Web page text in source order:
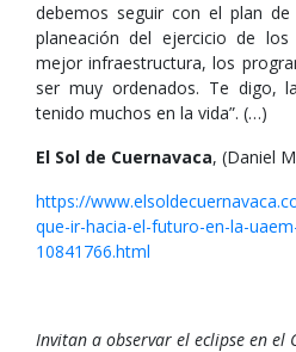
debemos seguir con el plan
planeación del ejercicio de
mejor infraestructura, los
ser muy ordenados. Te digo,
tenido muchos en la vida”. (…)
El Sol de Cuernavaca, (Daniel
https://
que-ir-hacia-el-futuro-en-la-
10841766.html
Invitan a observar el eclipse en el